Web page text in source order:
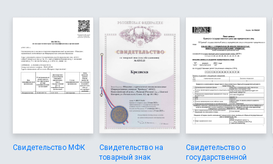
Свидетельство МФК
Свидетельство на
товарный знак
Свидетельство о
государственной